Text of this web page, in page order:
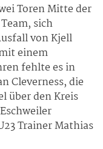
Toren Mitte der
sich
von Kjell
einem
fehlte es in
Cleverness, die
über den Kreis
Trainer Mathias